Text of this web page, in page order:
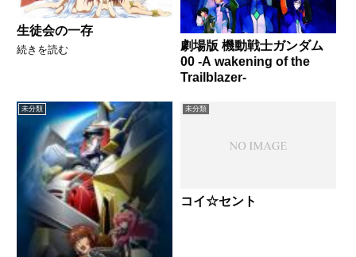
生徒会の一存
続きを読む
劇場版 機動戦士ガンダム
00 -A wakening of the
Trailblazer-
未分類 未分類
コイ☆セント